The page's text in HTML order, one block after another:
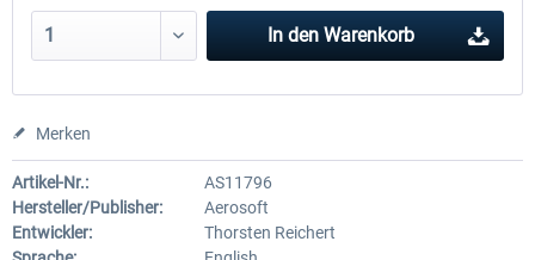
In den Warenkorb
Merken
Artikel-Nr.:
AS11796
Hersteller/Publisher:
Aerosoft
Entwickler:
Thorsten Reichert